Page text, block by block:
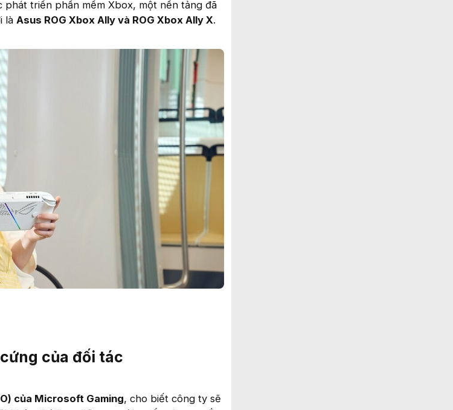
phát triển phần mềm Xbox, một nền tảng đã
là Asus ROG Xbox Ally và ROG Xbox Ally X.
của đối tác
của Microsoft Gaming, cho biết công ty sẽ